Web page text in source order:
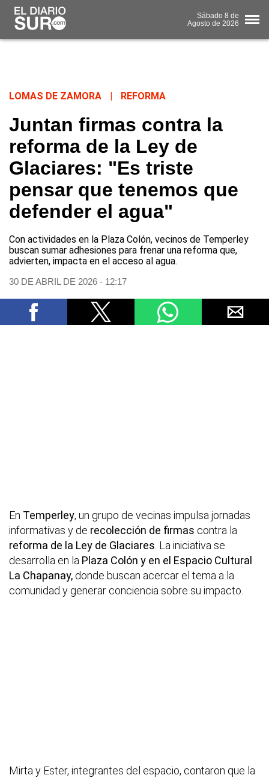
Sábado 8 de
Agosto de 2026
LOMAS DE ZAMORA REFORMA
Juntan firmas contra la
reforma de la Ley de
Glaciares: "Es triste
pensar que tenemos que
defender el agua"
Con actividades en la Plaza Colón, vecinos de Temperley
buscan sumar adhesiones para frenar una reforma que,
advierten, impacta en el acceso al agua.
30 DE ABRIL DE 2026 - 12:17
En Temperley, un grupo de vecinas impulsa jornadas
informativas y de recolección de firmas contra la
reforma de la Ley de Glaciares. La iniciativa se
desarrolla en la Plaza Colón y en el Espacio Cultural
La Chapanay, donde buscan acercar el tema a la
comunidad y generar conciencia sobre su impacto.
Mirta y Ester, integrantes del espacio, contaron que la